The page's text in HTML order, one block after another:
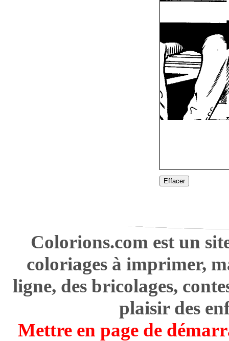
Effacer
Colorions.com est un
coloriages à imprimer,
ligne, des bricolages,
plaisir des
Mettre en page de